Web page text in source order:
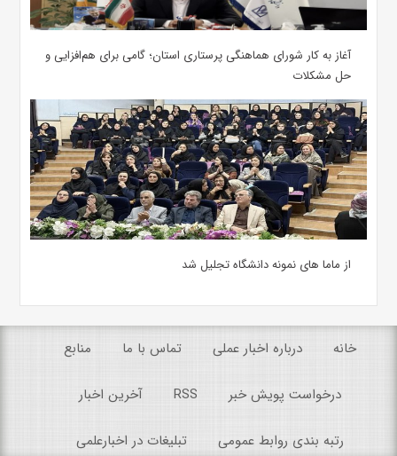
آغاز به کار شورای هماهنگی پرستاری استان؛ گامی برای هم‌افزایی و
حل مشکلات
از ماما های نمونه دانشگاه تجلیل شد
خانه درباره اخبار عملی تماس با ما منابع
درخواست پویش خبر RSS آخرین اخبار
رتبه بندی روابط عمومی تبلیغات در اخبارعلمی